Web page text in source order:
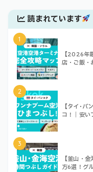
読まれています
1
【2026年
店・ご飯・
2
【タイ･バ
コ！｜安い
3
【釜山・
方6選！グ